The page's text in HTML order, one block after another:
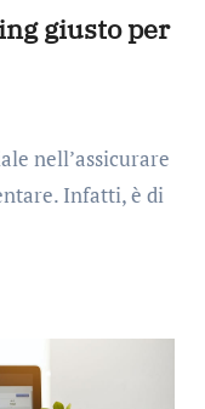
giusto per
Infatti, è di